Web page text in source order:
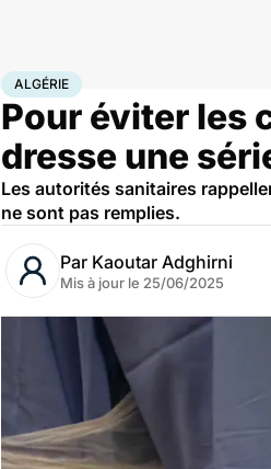
AccueilSanté
ALGÉRIE
Pour éviter les
dresse une
Les autorités sanitaires
ne sont pas remplies.
Par Kaoutar Adghirni
Mis à jour le 25/06/2025